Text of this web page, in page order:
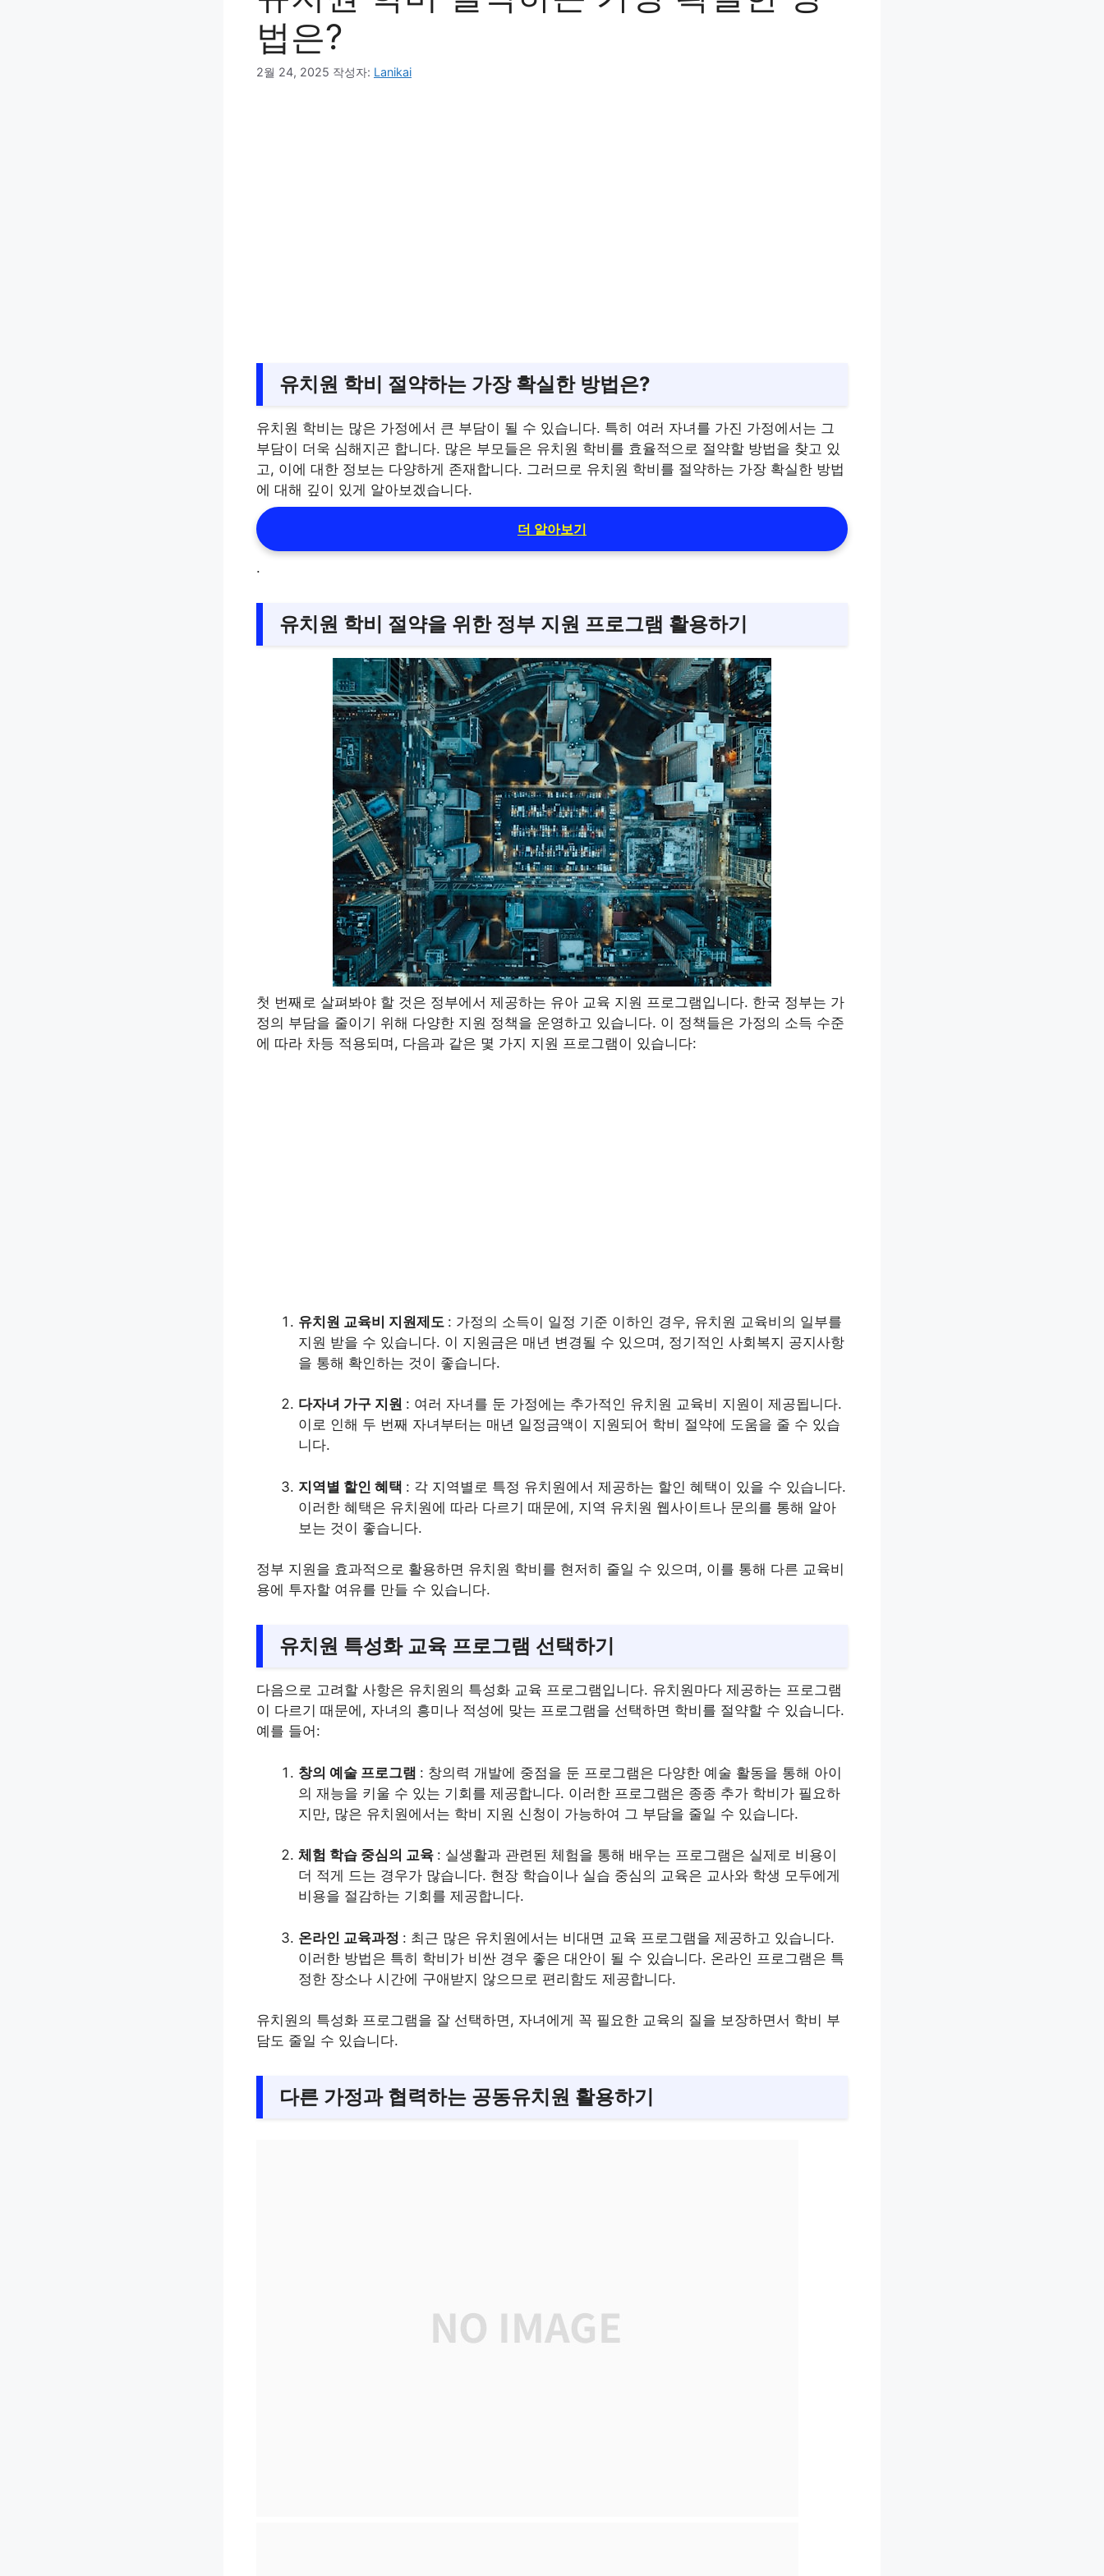
법은?
2월 24, 2025 작성자: Lanikai
유치원 학비 절약하는 가장 확실한 방법은?
유치원 학비는 많은 가정에서 큰 부담이 될 수 있습니다. 특히 여러 자녀를 가진 가정에서는 그
부담이 더욱 심해지곤 합니다. 많은 부모들은 유치원 학비를 효율적으로 절약할 방법을 찾고 있
고, 이에 대한 정보는 다양하게 존재합니다. 그러므로 유치원 학비를 절약하는 가장 확실한 방법
에 대해 깊이 있게 알아보겠습니다.
더 알아보기
.
유치원 학비 절약을 위한 정부 지원 프로그램 활용하기
첫 번째로 살펴봐야 할 것은 정부에서 제공하는 유아 교육 지원 프로그램입니다. 한국 정부는 가
정의 부담을 줄이기 위해 다양한 지원 정책을 운영하고 있습니다. 이 정책들은 가정의 소득 수준
에 따라 차등 적용되며, 다음과 같은 몇 가지 지원 프로그램이 있습니다:
유치원 교육비 지원제도 : 가정의 소득이 일정 기준 이하인 경우, 유치원 교육비의 일부를
지원 받을 수 있습니다. 이 지원금은 매년 변경될 수 있으며, 정기적인 사회복지 공지사항
을 통해 확인하는 것이 좋습니다.
다자녀 가구 지원 : 여러 자녀를 둔 가정에는 추가적인 유치원 교육비 지원이 제공됩니다.
이로 인해 두 번째 자녀부터는 매년 일정금액이 지원되어 학비 절약에 도움을 줄 수 있습
니다.
지역별 할인 혜택 : 각 지역별로 특정 유치원에서 제공하는 할인 혜택이 있을 수 있습니다.
이러한 혜택은 유치원에 따라 다르기 때문에, 지역 유치원 웹사이트나 문의를 통해 알아
보는 것이 좋습니다.
정부 지원을 효과적으로 활용하면 유치원 학비를 현저히 줄일 수 있으며, 이를 통해 다른 교육비
용에 투자할 여유를 만들 수 있습니다.
유치원 특성화 교육 프로그램 선택하기
다음으로 고려할 사항은 유치원의 특성화 교육 프로그램입니다. 유치원마다 제공하는 프로그램
이 다르기 때문에, 자녀의 흥미나 적성에 맞는 프로그램을 선택하면 학비를 절약할 수 있습니다.
예를 들어:
창의 예술 프로그램 : 창의력 개발에 중점을 둔 프로그램은 다양한 예술 활동을 통해 아이
의 재능을 키울 수 있는 기회를 제공합니다. 이러한 프로그램은 종종 추가 학비가 필요하
지만, 많은 유치원에서는 학비 지원 신청이 가능하여 그 부담을 줄일 수 있습니다.
체험 학습 중심의 교육 : 실생활과 관련된 체험을 통해 배우는 프로그램은 실제로 비용이
더 적게 드는 경우가 많습니다. 현장 학습이나 실습 중심의 교육은 교사와 학생 모두에게
비용을 절감하는 기회를 제공합니다.
온라인 교육과정 : 최근 많은 유치원에서는 비대면 교육 프로그램을 제공하고 있습니다.
이러한 방법은 특히 학비가 비싼 경우 좋은 대안이 될 수 있습니다. 온라인 프로그램은 특
정한 장소나 시간에 구애받지 않으므로 편리함도 제공합니다.
유치원의 특성화 프로그램을 잘 선택하면, 자녀에게 꼭 필요한 교육의 질을 보장하면서 학비 부
담도 줄일 수 있습니다.
다른 가정과 협력하는 공동유치원 활용하기